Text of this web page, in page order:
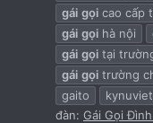
gái gọi cao cấp
gái gọi hà nội
gái gọi tại
gái gọi trường
gaito
kynuviet
đàn: Gái Gọi